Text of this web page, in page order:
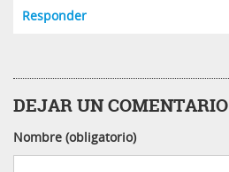
Responder
DEJAR UN COMENTARIO
Nombre (obligatorio)